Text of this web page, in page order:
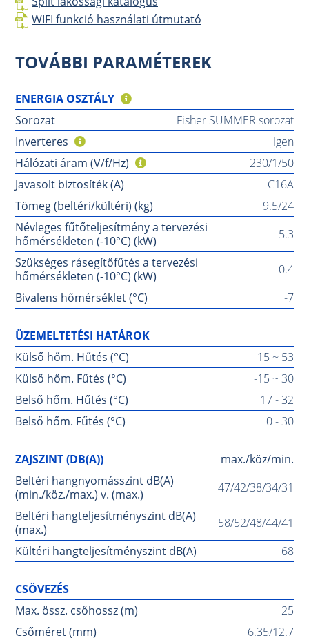
WIFI funkció használati útmutató
TOVÁBBI PARAMÉTEREK
ENERGIA OSZTÁLY
Sorozat
Fisher SUMMER sorozat
Inverteres
Igen
Hálózati áram (V/f/Hz)
230/1/50
Javasolt biztosíték (A)
C16A
Tömeg (beltéri/kültéri) (kg)
9.5/24
Névleges fűtőteljesítmény a tervezési
hőmérsékleten (-10°C) (kW)
5.3
Szükséges rásegítőfűtés a tervezési
hőmérsékleten (-10°C) (kW)
0.4
Bivalens hőmérséklet (°C)
-7
ÜZEMELTETÉSI HATÁROK
Külső hőm. Hűtés (°C)
-15 ~ 53
Külső hőm. Fűtés (°C)
-15 ~ 30
Belső hőm. Hűtés (°C)
17 - 32
Belső hőm. Fűtés (°C)
0 - 30
ZAJSZINT (DB(A))
max./köz/min.
Beltéri hangnyomásszint dB(A)
(min./köz./max.) v. (max.)
47/42/38/34/31
Beltéri hangteljesítményszint dB(A)
(max.)
58/52/48/44/41
Kültéri hangteljesítményszint dB(A)
68
CSÖVEZÉS
Max. össz. csőhossz (m)
25
Csőméret (mm)
6.35/12.7